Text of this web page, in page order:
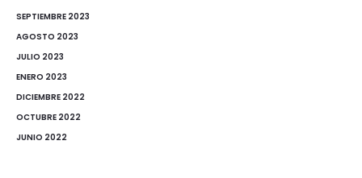
SEPTIEMBRE 2023
AGOSTO 2023
JULIO 2023
ENERO 2023
DICIEMBRE 2022
OCTUBRE 2022
JUNIO 2022